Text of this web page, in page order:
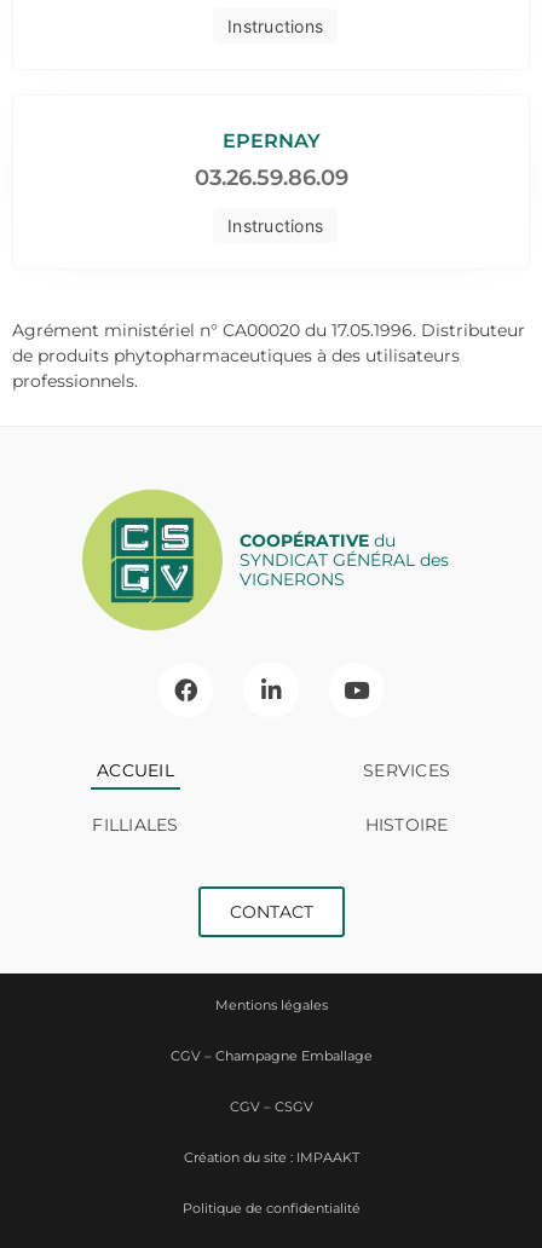
Instructions
Instructions
EPERNAY
03.26.59.86.09
Agrément ministériel n° CA00020 du 17.05.1996. Distributeur
de produits phytopharmaceutiques à des utilisateurs
professionnels.
COOPÉRATIVEdu
SYNDICAT GÉNÉRAL des
VIGNERONS
ACCUEIL SERVICES
FILLIALES HISTOIRE
CONTACT
Mentions légales
CGV – Champagne Emballage
CGV – CSGV
Politique de confidentialité
Création du site : IMPAAKT